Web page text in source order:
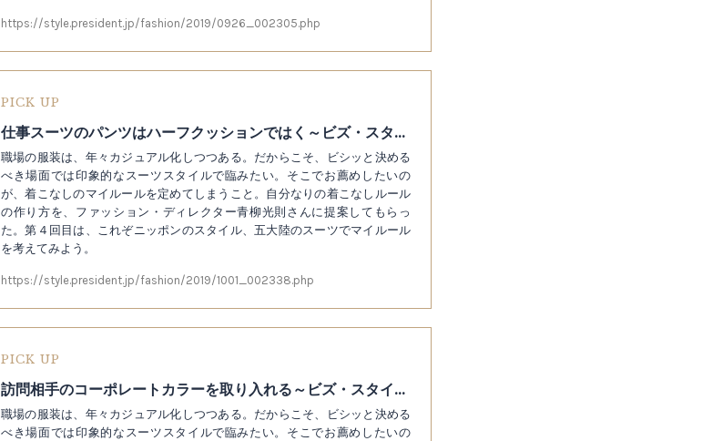
https://style.president.jp/fashion/2019/0926_002305.php
PICK UP
仕事スーツのパンツはハーフクッションではく～ビズ・スタイルを格上げするマイルール25
職場の服装は、年々カジュアル化しつつある。だからこそ、ビシッと決める
べき場面では印象的なスーツスタイルで臨みたい。そこでお薦めしたいの
が、着こなしのマイルールを定めてしまうこと。自分なりの着こなしルール
の作り方を、ファッション・ディレクター青柳光則さんに提案してもらっ
た。第４回目は、これぞニッポンのスタイル、五大陸のスーツでマイルール
を考えてみよう。
https://style.president.jp/fashion/2019/1001_002338.php
PICK UP
訪問相手のコーポレートカラーを取り入れる～ビズ・スタイルを格上げするマイルール25
職場の服装は、年々カジュアル化しつつある。だからこそ、ビシッと決める
べき場面では印象的なスーツスタイルで臨みたい。そこでお薦めしたいの